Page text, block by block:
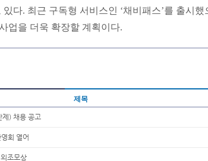
다. 최근 구독형 서비스인 ‘채비패스’를 출시했
업을 더욱 확장할 계획이다.
제목
) 채용 공고
회 열어
조모상